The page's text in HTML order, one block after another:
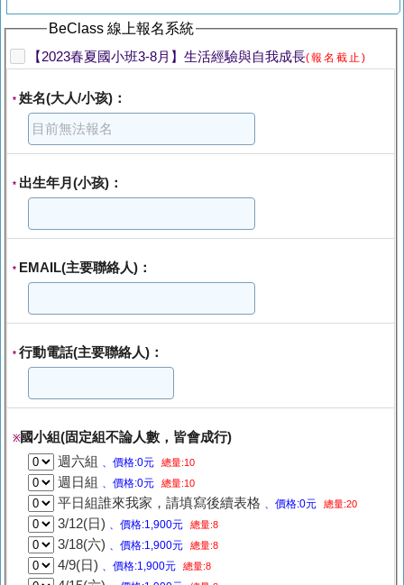
BeClass 線上報名系統
【2023春夏國小班3-8月】生活經驗與自我成長(報名截止)
* 姓名(大人/小孩)：
* 出生年月(小孩)：
* EMAIL(主要聯絡人)：
* 行動電話(主要聯絡人)：
※國小組(固定組不論人數，皆會成行)
週六組 、價格:0元 總量:10
週日組 、價格:0元 總量:10
平日組誰來我家，請填寫後續表格 、價格:0元 總量:20
3/12(日) 、價格:1,900元 總量:8
3/18(六) 、價格:1,900元 總量:8
4/9(日) 、價格:1,900元 總量:8